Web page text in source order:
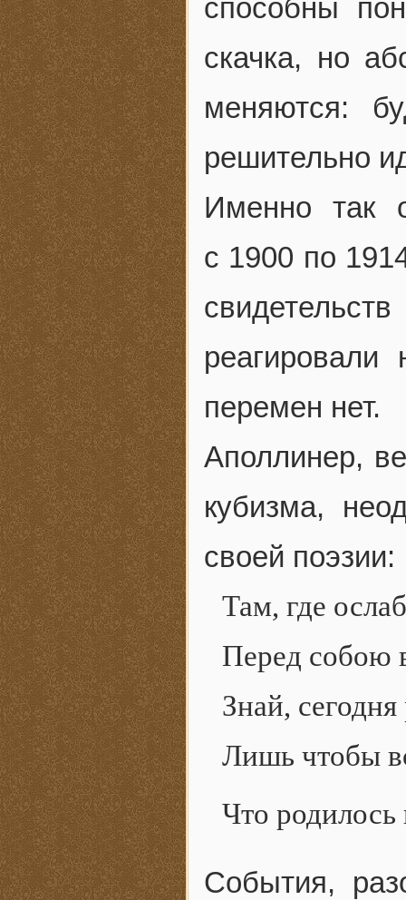
способны
скачка, но
меняются:
решительно
Именно так
с 1900 по
реагировали
перемен нет.
Аполлинер,
кубизма,
своей поэзии:
Там, где
Перед собою
Знай,
Лишь чтобы
Что родилось
События,